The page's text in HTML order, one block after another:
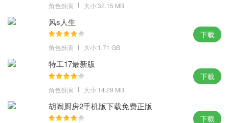
角色扮演 大小:32.15 MB
风s人生
角色扮演 大小:1.71 GB
下载
特工17最新版
角色扮演 大小:14.29 MB
下载
胡闹厨房2手机版下载免费正版
下载